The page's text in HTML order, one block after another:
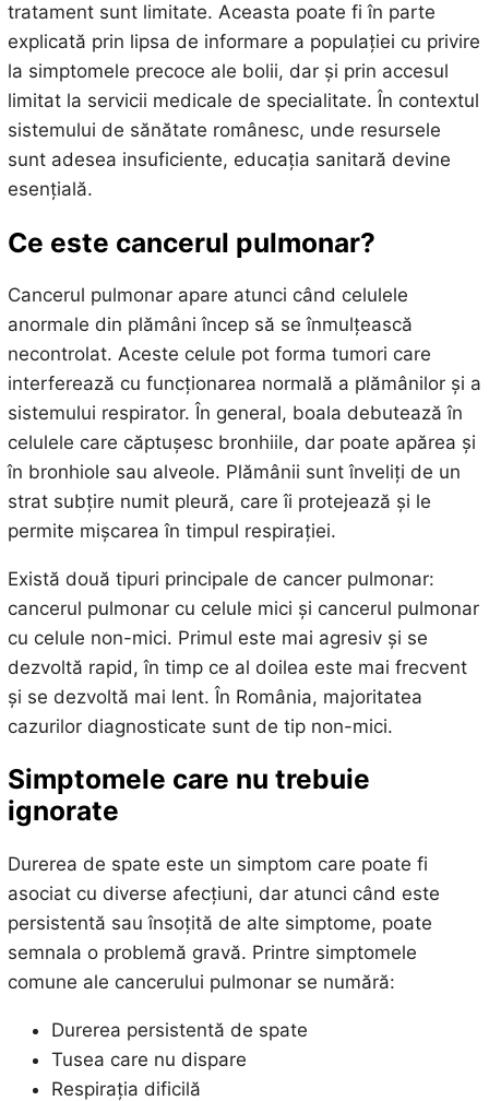
tratament sunt limitate. Aceasta poate fi în parte
explicată prin lipsa de informare a populației cu privire
la simptomele precoce ale bolii, dar și prin accesul
limitat la servicii medicale de specialitate. În contextul
sistemului de sănătate românesc, unde resursele
sunt adesea insuficiente, educația sanitară devine
esențială.
Ce este cancerul pulmonar?
Cancerul pulmonar apare atunci când celulele
anormale din plămâni încep să se înmulțească
necontrolat. Aceste celule pot forma tumori care
interferează cu funcționarea normală a plămânilor și a
sistemului respirator. În general, boala debutează în
celulele care căptușesc bronhiile, dar poate apărea și
în bronhiole sau alveole. Plămânii sunt înveliți de un
strat subțire numit pleură, care îi protejează și le
permite mișcarea în timpul respirației.
Există două tipuri principale de cancer pulmonar:
cancerul pulmonar cu celule mici și cancerul pulmonar
cu celule non-mici. Primul este mai agresiv și se
dezvoltă rapid, în timp ce al doilea este mai frecvent
și se dezvoltă mai lent. În România, majoritatea
cazurilor diagnosticate sunt de tip non-mici.
Simptomele care nu trebuie
ignorate
Durerea de spate este un simptom care poate fi
asociat cu diverse afecțiuni, dar atunci când este
persistentă sau însoțită de alte simptome, poate
semnala o problemă gravă. Printre simptomele
comune ale cancerului pulmonar se numără:
Durerea persistentă de spate
Tusea care nu dispare
Respirația dificilă